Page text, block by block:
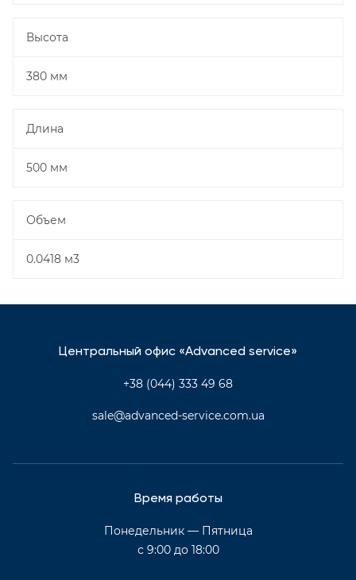
Высота
380 мм
Длина
500 мм
Объем
0.0418 м3
Центральный офис «Advanced service»
+38 (044) 333 49 68
sale@advanced-service.com.ua
Время работы
Понедельник — Пятница
с 9:00 до 18:00